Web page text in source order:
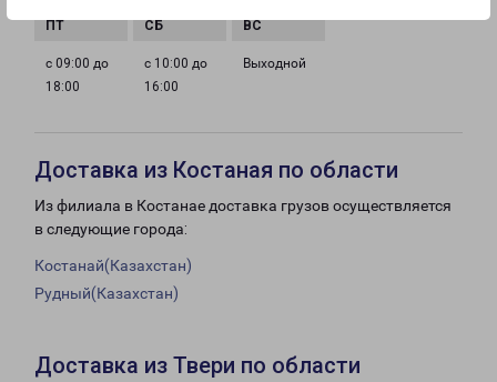
с 09:00 до
18:00
с 10:00 до
16:00
Выходной
Доставка из Костаная по области
Из филиала в Костанае доставка грузов осуществляется
в следующие города:
Костанай(Казахстан)
Рудный(Казахстан)
Доставка из Твери по области